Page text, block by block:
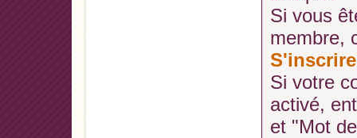
Si vous
membre,
S'inscrire
Si votre
activé,
et "Mot